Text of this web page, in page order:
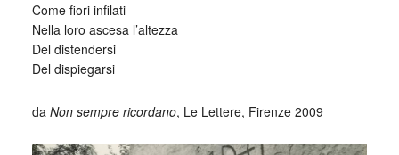
Come fiori infilati
Nella loro ascesa l’altezza
Del distendersi
Del dispiegarsi
da Non sempre ricordano, Le Lettere, Firenze 2009